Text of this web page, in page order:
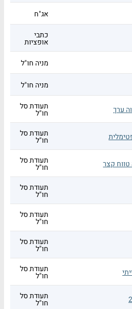
אג"ח
כתבי
אופציות
מניה חו"ל
מניה חו"ל
תעודת סל
חו"ל
תעודת סל
חו"ל
טווח קצר תעודת סל
חו"ל
תעודת סל
חו"ל
תעודת סל
חו"ל
תעודת סל
חו"ל
תעודת סל
חו"ל
תעודת סל
חו"ל